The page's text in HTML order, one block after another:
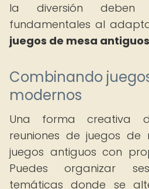
la diversión
fundamentales al
juegos de mesa antiguos
Combinando
modernos
Una forma creativa
reuniones de juegos de
juegos antiguos con
Puedes organizar
temáticas donde se